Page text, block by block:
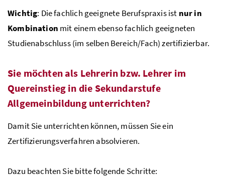
Wichtig: Die fachlich geeignete Berufspraxis ist nur in
Kombination mit einem ebenso fachlich geeigneten
Studienabschluss (im selben Bereich/Fach) zertifizierbar.
Sie möchten als Lehrerin bzw. Lehrer im
Quereinstieg in die Sekundarstufe
Allgemeinbildung unterrichten?
Damit Sie unterrichten können, müssen Sie ein
Zertifizierungsverfahren absolvieren.
Dazu beachten Sie bitte folgende Schritte: